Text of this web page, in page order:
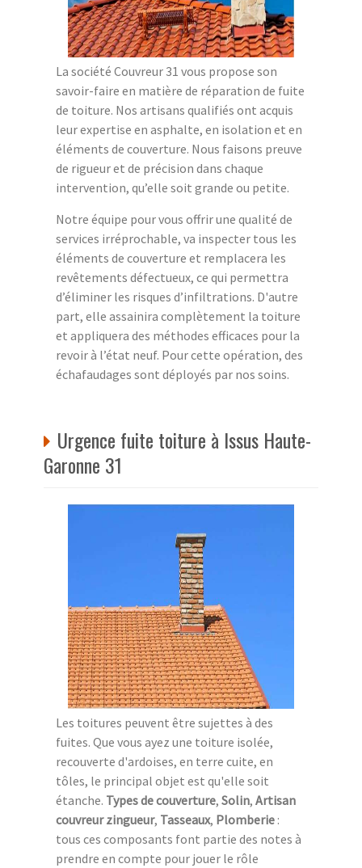
La société Couvreur 31 vous propose son
savoir-faire en matière de réparation de fuite
de toiture. Nos artisans qualifiés ont acquis
leur expertise en asphalte, en isolation et en
éléments de couverture. Nous faisons preuve
de rigueur et de précision dans chaque
intervention, qu’elle soit grande ou petite.
Notre équipe pour vous offrir une qualité de
services irréprochable, va inspecter tous les
éléments de couverture et remplacera les
revêtements défectueux, ce qui permettra
d’éliminer les risques d’infiltrations. D'autre
part, elle assainira complètement la toiture
et appliquera des méthodes efficaces pour la
revoir à l’état neuf. Pour cette opération, des
échafaudages sont déployés par nos soins.
Urgence fuite toiture à Issus Haute-
Garonne 31
Les toitures peuvent être sujettes à des
fuites. Que vous ayez une toiture isolée,
recouverte d'ardoises, en terre cuite, en
tôles, le principal objet est qu'elle soit
étanche. Types de couverture, Solin, Artisan
couvreur zingueur, Tasseaux, Plomberie :
tous ces composants font partie des notes à
prendre en compte pour jouer le rôle